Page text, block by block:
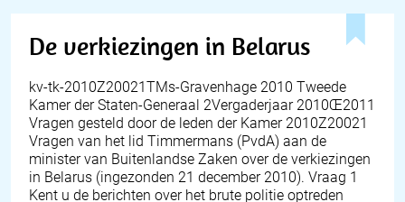
De verkiezingen in Belarus
kv-tk-2010Z20021TMs-Gravenhage 2010 Tweede
Kamer der Staten-Generaal 2Vergaderjaar 2010Œ2011
Vragen gesteld door de leden der Kamer 2010Z20021
Vragen van het lid Timmermans (PvdA) aan de
minister van Buitenlandse Zaken over de verkiezingen
in Belarus (ingezonden 21 december 2010). Vraag 1
Kent u de berichten over het brute politie optreden